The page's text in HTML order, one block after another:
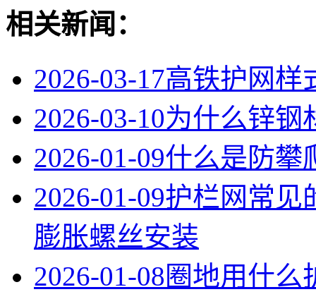
相关新闻：
2026-03-17高铁护网样
2026-03-10为什么锌钢
2026-01-09什么是防攀
2026-01-09护栏网常见
膨胀螺丝安装
2026-01-08圈地用什么